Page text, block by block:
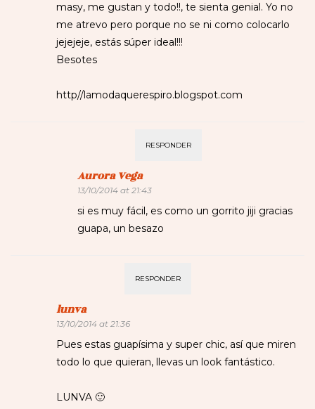
masy, me gustan y todo!!, te sienta genial. Yo no
me atrevo pero porque no se ni como colocarlo
jejejeje, estás súper ideal!!!
Besotes
http//lamodaquerespiro.blogspot.com
RESPONDER
Aurora Vega
13/10/2014 at 21:43
si es muy fácil, es como un gorrito jiji gracias
guapa, un besazo
RESPONDER
lunva
13/10/2014 at 21:36
Pues estas guapísima y super chic, así que miren
todo lo que quieran, llevas un look fantástico.
LUNVA 🙂